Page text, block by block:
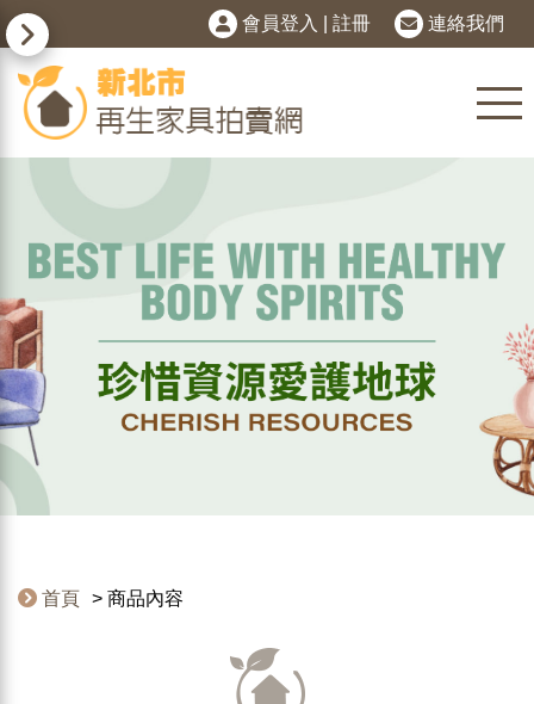
會員登入 註冊 連絡我們
首頁 商品內容